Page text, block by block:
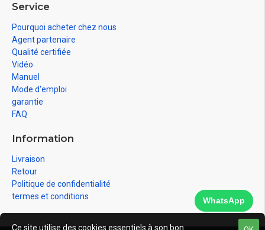
Service
Pourquoi acheter chez nous
Agent partenaire
Qualité certifiée
Vidéo
Manuel
Mode d'emploi
garantie
FAQ
Information
Livraison
Retour
Politique de confidentialité
termes et conditions
Ce site utilise des cookies essentiels à son bon
WhatsApp